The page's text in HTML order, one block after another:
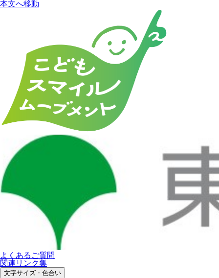
本文へ移動
よくあるご質問
関連リンク集
文字サイズ・色合い